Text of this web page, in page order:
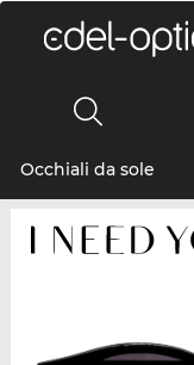
Occhiali da sole